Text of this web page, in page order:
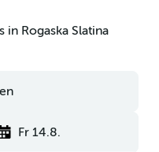
Rogaska Slatina
Fr 14.8.